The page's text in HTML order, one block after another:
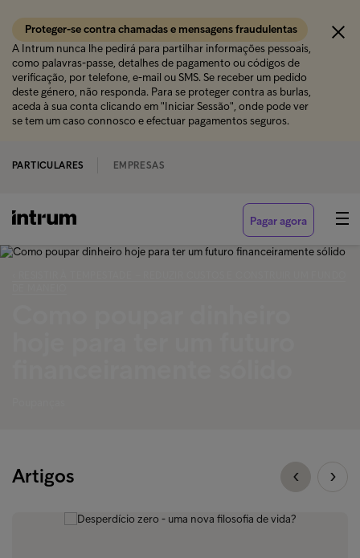
Proteger-se contra chamadas e mensagens fraudulentas
A Intrum nunca lhe pedirá para partilhar informações pessoais,
como palavras-passe, detalhes de pagamento ou códigos de
verificação, por telefone, e-mail ou SMS. Se receber um pedido
deste género, não responda. Para se proteger contra as burlas,
aceda à sua conta clicando em "Iniciar Sessão", onde pode ver
se tem um caso connosco e efectuar pagamentos seguros.
PARTICULARES EMPRESAS
Pagar agora
Artigos